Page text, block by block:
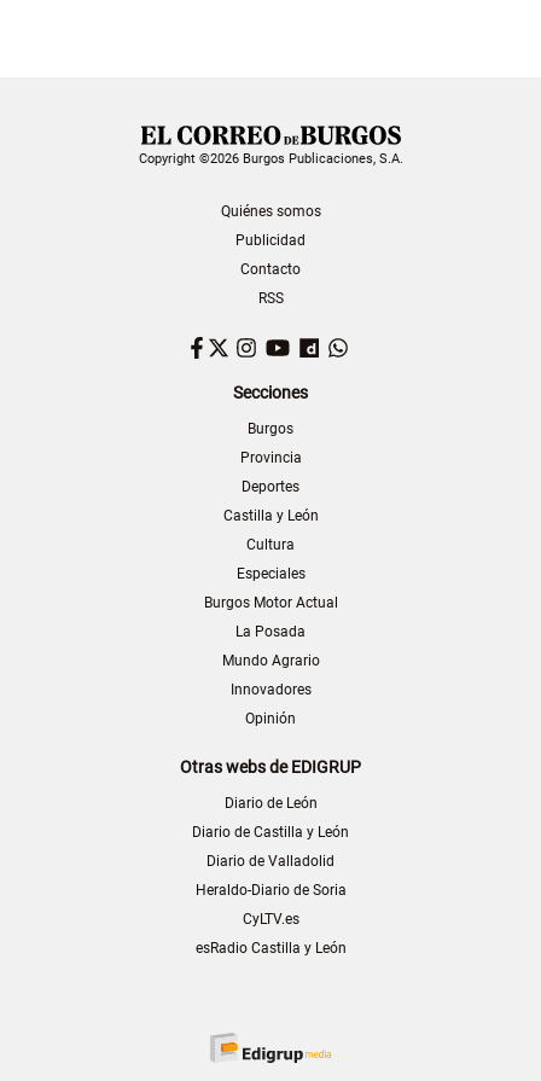
Copyright ©2026 Burgos Publicaciones, S.A.
Quiénes somos
Publicidad
Contacto
RSS
Facebook
TwitterInstagram
YouTubeDailymotion
Secciones
Burgos
Provincia
Deportes
Castilla y León
Cultura
Especiales
Burgos Motor Actual
La Posada
Mundo Agrario
Innovadores
Opinión
Otras webs de EDIGRUP
Diario de León
Diario de Castilla y León
Diario de Valladolid
Heraldo-Diario de Soria
CyLTV.es
esRadio Castilla y León